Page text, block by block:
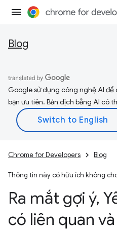
Blog
Google sử dụng công nghệ AI
bạn ưu tiên. Bản dịch bằng AI có
Chrome for Developers Blog
Thông tin này có hữu ích không
Ra mắt gợi ý,
có liên quan